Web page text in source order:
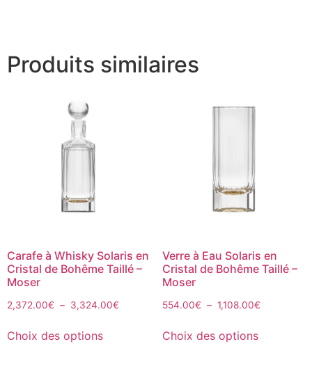
Produits similaires
Carafe à Whisky Solaris en
Cristal de Bohême Taillé –
Moser
2,372.00€ – 3,324.00€
Choix des options
Verre à Eau Solaris en
Cristal de Bohême Taillé –
Moser
554.00€ – 1,108.00€
Choix des options